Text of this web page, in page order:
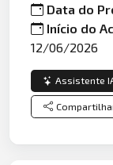
Data do
Início do
12/06/2026
Assistente